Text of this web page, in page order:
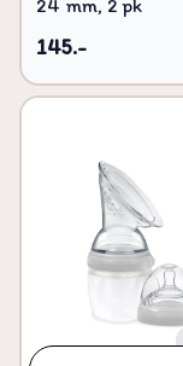
24 mm, 2 pk
145.-